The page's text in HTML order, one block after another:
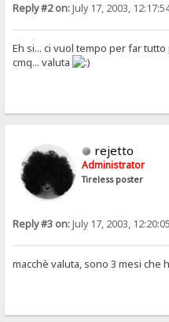
Reply #2 on:July 17, 2003,
Eh si... ci vuol tempo per far
cmq... valuta
rejetto
Administrator
Tireless poster
Reply #3 on:July 17, 2003,
macchè valuta, sono 3 mesi che